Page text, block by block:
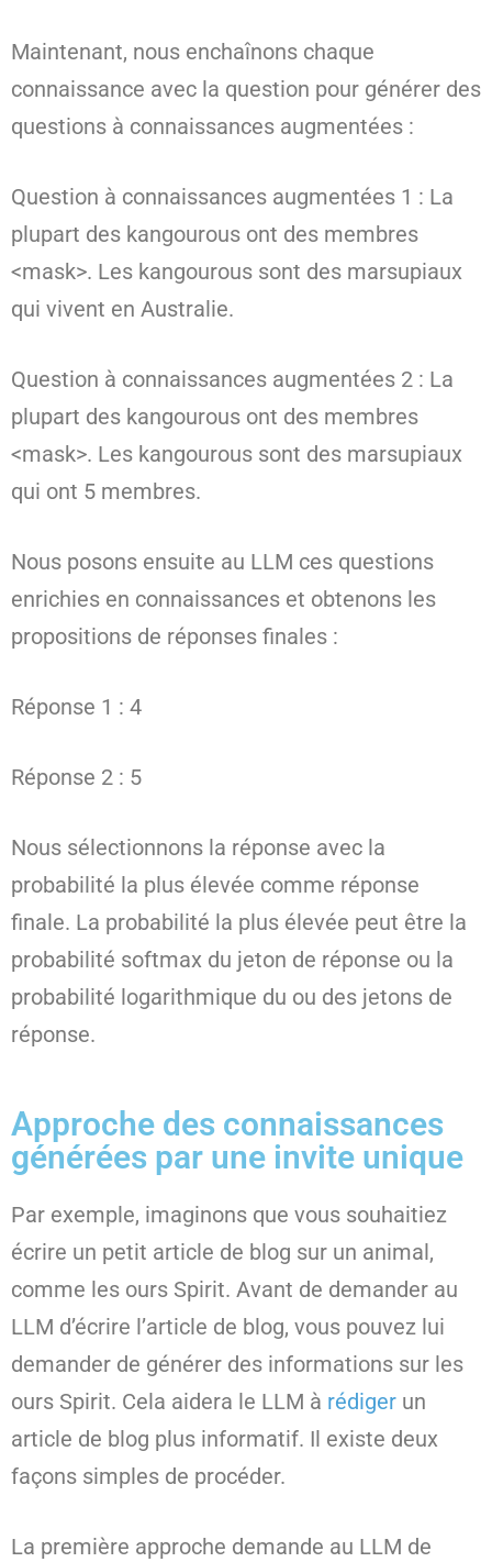
Maintenant, nous enchaînons chaque
connaissance avec la question pour générer des
questions à connaissances augmentées :
Question à connaissances augmentées 1 : La
plupart des kangourous ont des membres
<mask>. Les kangourous sont des marsupiaux
qui vivent en Australie.
Question à connaissances augmentées 2 : La
plupart des kangourous ont des membres
<mask>. Les kangourous sont des marsupiaux
qui ont 5 membres.
Nous posons ensuite au LLM ces questions
enrichies en connaissances et obtenons les
propositions de réponses finales :
Réponse 1 : 4
Réponse 2 : 5
Nous sélectionnons la réponse avec la
probabilité la plus élevée comme réponse
finale. La probabilité la plus élevée peut être la
probabilité softmax du jeton de réponse ou la
probabilité logarithmique du ou des jetons de
réponse.
Approche des connaissances
générées par une invite unique
Par exemple, imaginons que vous souhaitiez
écrire un petit article de blog sur un animal,
comme les ours Spirit. Avant de demander au
LLM d’écrire l’article de blog, vous pouvez lui
demander de générer des informations sur les
ours Spirit. Cela aidera le LLM à rédiger un
article de blog plus informatif. Il existe deux
façons simples de procéder.
La première approche demande au LLM de